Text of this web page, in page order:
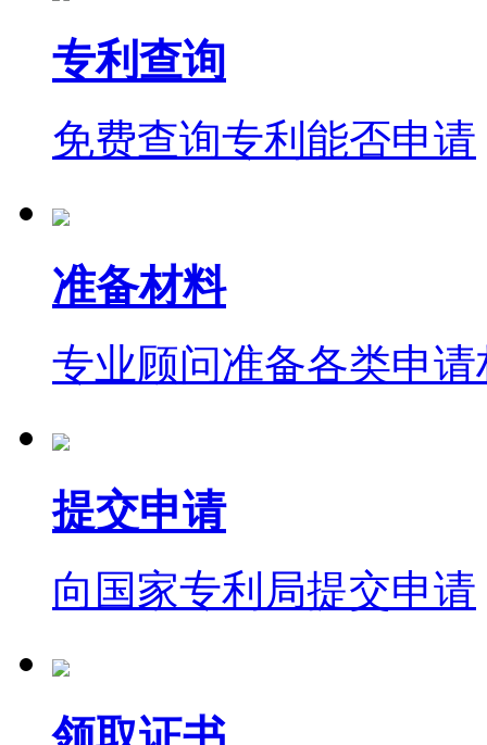
专利查询
免费查询专利能否申请
准备材料
专业顾问准备各类申请
提交申请
向国家专利局提交申请